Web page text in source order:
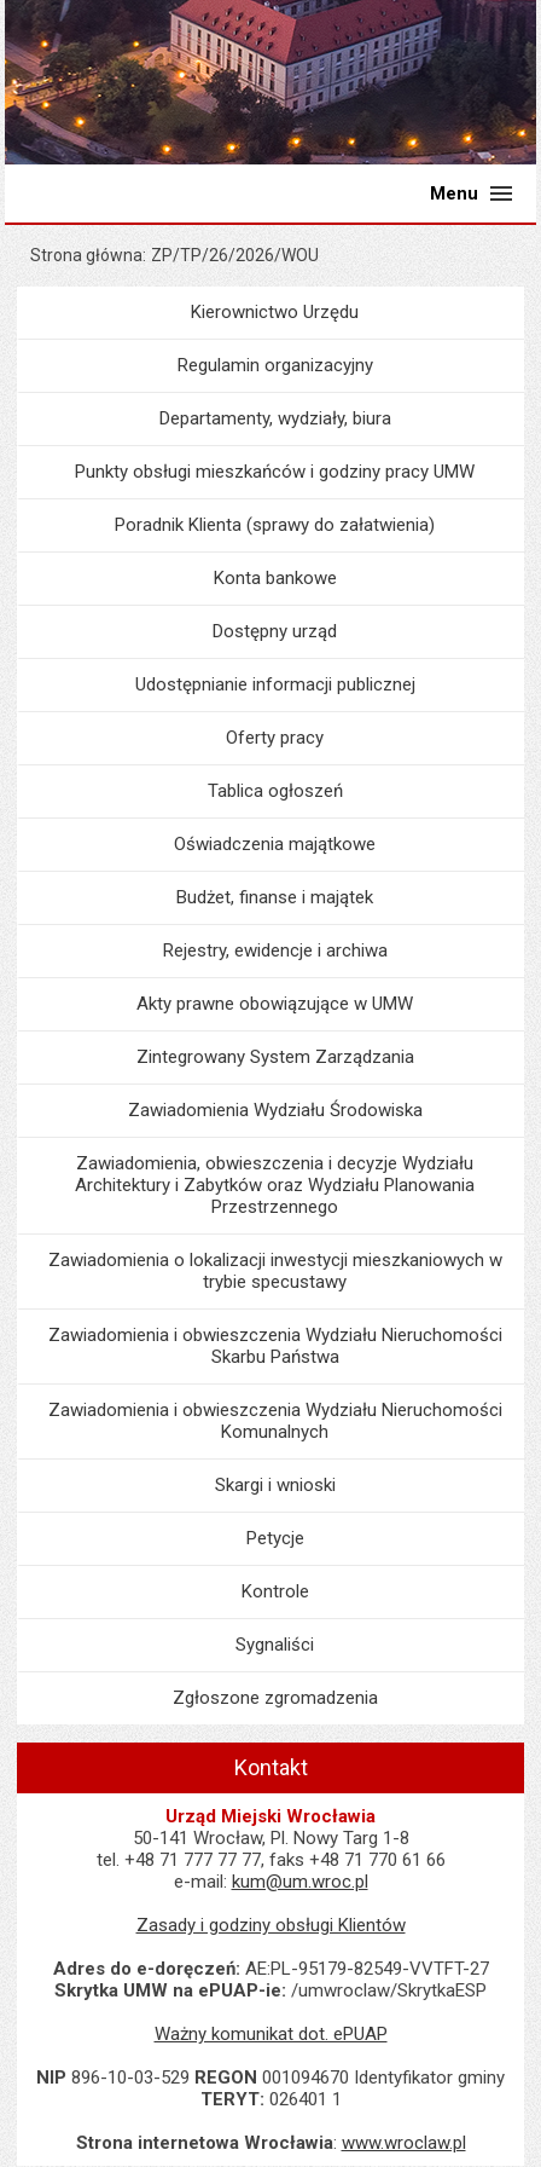
Menu
Strona główna ZP/TP/26/2026/WOU
MenuUrząd Miejski
Kierownictwo Urzędu
Regulamin organizacyjny
Departamenty, wydziały, biura
Punkty obsługi mieszkańców i godziny pracy UMW
Poradnik Klienta (sprawy do załatwienia)
Konta bankowe
Dostępny urząd
Udostępnianie informacji publicznej
Oferty pracy
Tablica ogłoszeń
Oświadczenia majątkowe
Budżet, finanse i majątek
Rejestry, ewidencje i archiwa
Akty prawne obowiązujące w UMW
Zintegrowany System Zarządzania
Zawiadomienia Wydziału Środowiska
Zawiadomienia, obwieszczenia i decyzje Wydziału
Architektury i Zabytków oraz Wydziału Planowania
Przestrzennego
Zawiadomienia o lokalizacji inwestycji mieszkaniowych w
trybie specustawy
Zawiadomienia i obwieszczenia Wydziału Nieruchomości
Skarbu Państwa
Zawiadomienia i obwieszczenia Wydziału Nieruchomości
Komunalnych
Skargi i wnioski
Petycje
Kontrole
Sygnaliści
Zgłoszone zgromadzenia
Kontakt
Urząd Miejski Wrocławia
50-141 Wrocław, Pl. Nowy Targ 1-8
tel. +48 71 777 77 77, faks +48 71 770 61 66
e-mail: kum@um.wroc.pl
Zasady i godziny obsługi Klientów
Adres do e-doręczeń: AE:PL-95179-82549-VVTFT-27
Skrytka UMW na ePUAP-ie: /umwroclaw/SkrytkaESP
Ważny komunikat dot. ePUAP
NIP 896-10-03-529 REGON 001094670 Identyfikator gminy
TERYT: 026401 1
Strona internetowa Wrocławia: www.wroclaw.pl